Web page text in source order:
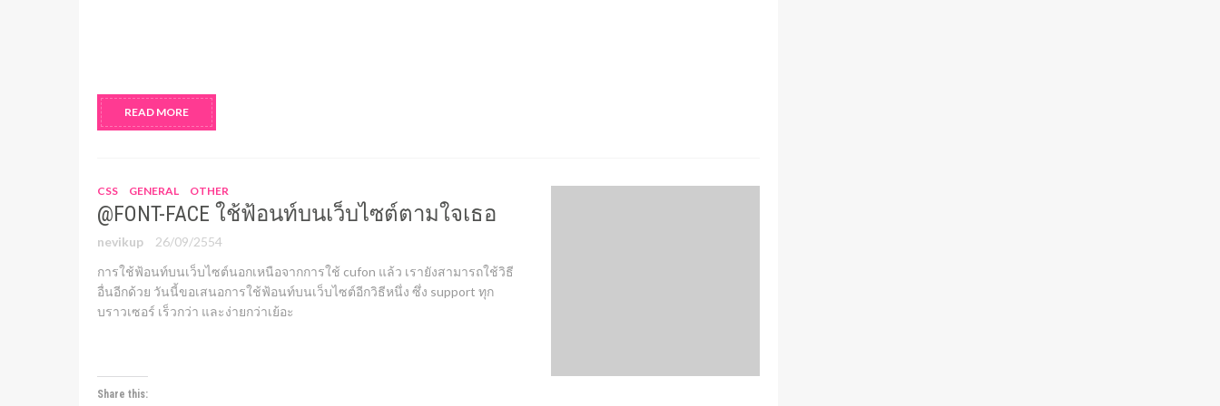
READ MORE
CSS GENERAL OTHER
@FONT-FACE ใช้ฟ้อนท์บนเว็บไซต์ตามใจเธอ
nevikup
26/09/2554
การใช้ฟ้อนท์บนเว็บไซต์นอกเหนือจากการใช้ cufon แล้ว เรายังสามารถใช้วิธี
อื่นอีกด้วย วันนี้ขอเสนอการใช้ฟ้อนท์บนเว็บไซต์อีกวิธีหนึ่ง ซึ่ง support ทุก
บราวเซอร์ เร็วกว่า และง่ายกว่าเย้อะ
Share this: